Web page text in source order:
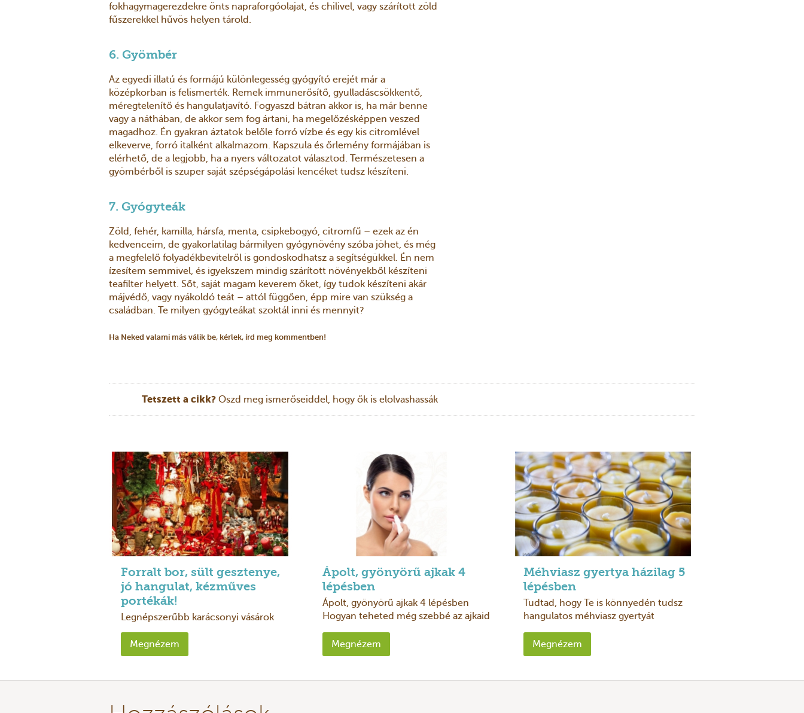
fokhagymagerezdekre önts napraforgóolajat, és chilivel, vagy szárított zöld
fűszerekkel hűvös helyen tárold.
6. Gyömbér
Az egyedi illatú és formájú különlegesség gyógyító erejét már a
középkorban is felismerték. Remek immunerősítő, gyulladáscsökkentő,
méregtelenítő és hangulatjavító. Fogyaszd bátran akkor is, ha már benne
vagy a náthában, de akkor sem fog ártani, ha megelőzésképpen veszed
magadhoz. Én gyakran áztatok belőle forró vízbe és egy kis citromlével
elkeverve, forró italként alkalmazom. Kapszula és őrlemény formájában is
elérhető, de a legjobb, ha a nyers változatot választod. Természetesen a
gyömbérből is szuper saját szépségápolási kencéket tudsz készíteni.
7. Gyógyteák
Zöld, fehér, kamilla, hársfa, menta, csipkebogyó, citromfű – ezek az én
kedvenceim, de gyakorlatilag bármilyen gyógynövény szóba jöhet, és még
a megfelelő folyadékbevitelről is gondoskodhatsz a segítségükkel. Én nem
ízesítem semmivel, és igyekszem mindig szárított növényekből készíteni
teafilter helyett. Sőt, saját magam keverem őket, így tudok készíteni akár
májvédő, vagy nyákoldó teát – attól függően, épp mire van szükség a
családban. Te milyen gyógyteákat szoktál inni és mennyit?
Ha Neked valami más válik be, kérlek, írd meg kommentben!
Tetszett a cikk? Oszd meg ismerőseiddel, hogy ők is elolvashassák
Forralt bor, sült gesztenye,
jó hangulat, kézműves
portékák!
Legnépszerűbb karácsonyi vásárok
határon innen és túlMiért szeretem a
karácsonyi vásárokat? Azt hiszem a
különleges atmoszféra miatt.
Megnézem
Ápolt, gyönyörű ajkak 4
lépésben
Ápolt, gyönyörű ajkak 4 lépésben
Hogyan teheted még szebbé az ajkaid
hogy a szánkat éppen úgy ápolni kell,
mint ...
Megnézem
Méhviasz gyertya házilag 5
lépésben
Tudtad, hogy Te is könnyedén tudsz
hangulatos méhviasz gyertyát
tisztábbá tenni a szoba levegőjét?A
meghitt, bar ...
Megnézem